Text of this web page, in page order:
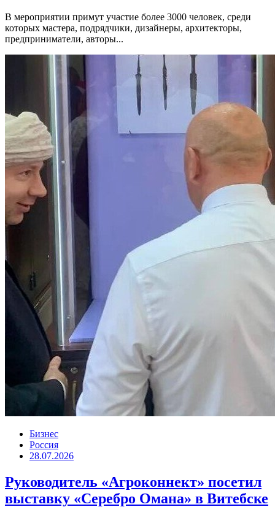
В мероприятии примут участие более 3000 человек, среди
которых мастера, подрядчики, дизайнеры, архитекторы,
предприниматели, авторы...
Бизнес
Россия
28.07.2026
Руководитель «Агроконнект» посетил
выставку «Серебро Омана» в Витебске